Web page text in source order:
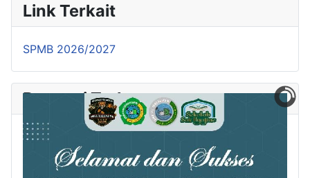
Link Terkait
SPMB 2026/2027
Prestasi Terbaru